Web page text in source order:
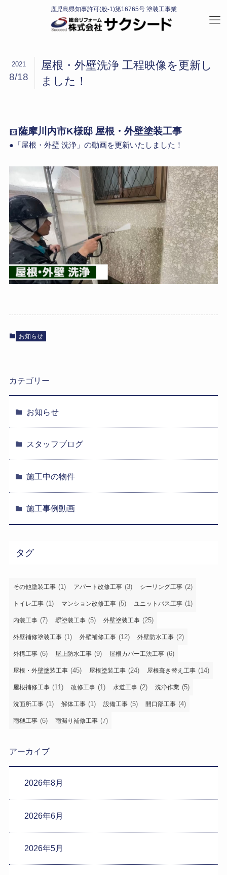
屋根・外壁洗浄 工程映像を更新し
ました！
2021
8/18
薩摩川内市K様邸 屋根・外壁塗装工事
●「屋根・外壁 洗浄」の動画を更新いたしました！
お知らせ
カテゴリー
お知らせ
スタッフブログ
施工中の物件
施工事例動画
タグ
その他塗装工事 (1) アパート改修工事 (3) シーリング工事 (2)
トイレ工事 (1) マンション改修工事 (5) ユニットバス工事 (1)
内装工事 (7) 塀塗装工事 (5) 外壁塗装工事 (25)
外壁補修塗装工事 (1) 外壁補修工事 (12) 外壁防水工事 (2)
外構工事 (6) 屋上防水工事 (9) 屋根カバー工法工事 (6)
屋根・外壁塗装工事 (45) 屋根塗装工事 (24) 屋根葺き替え工事 (14)
屋根補修工事 (11) 改修工事 (1) 水道工事 (2) 洗浄作業 (5)
洗面所工事 (1) 解体工事 (1) 設備工事 (5) 開口部工事 (4)
雨樋工事 (6) 雨漏り補修工事 (7)
アーカイブ
2026年8月
2026年6月
2026年5月